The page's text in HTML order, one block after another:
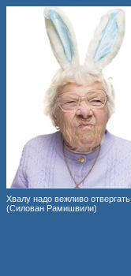
Хвалу надо вежливо отвергать.
(Силован Рамишвили)